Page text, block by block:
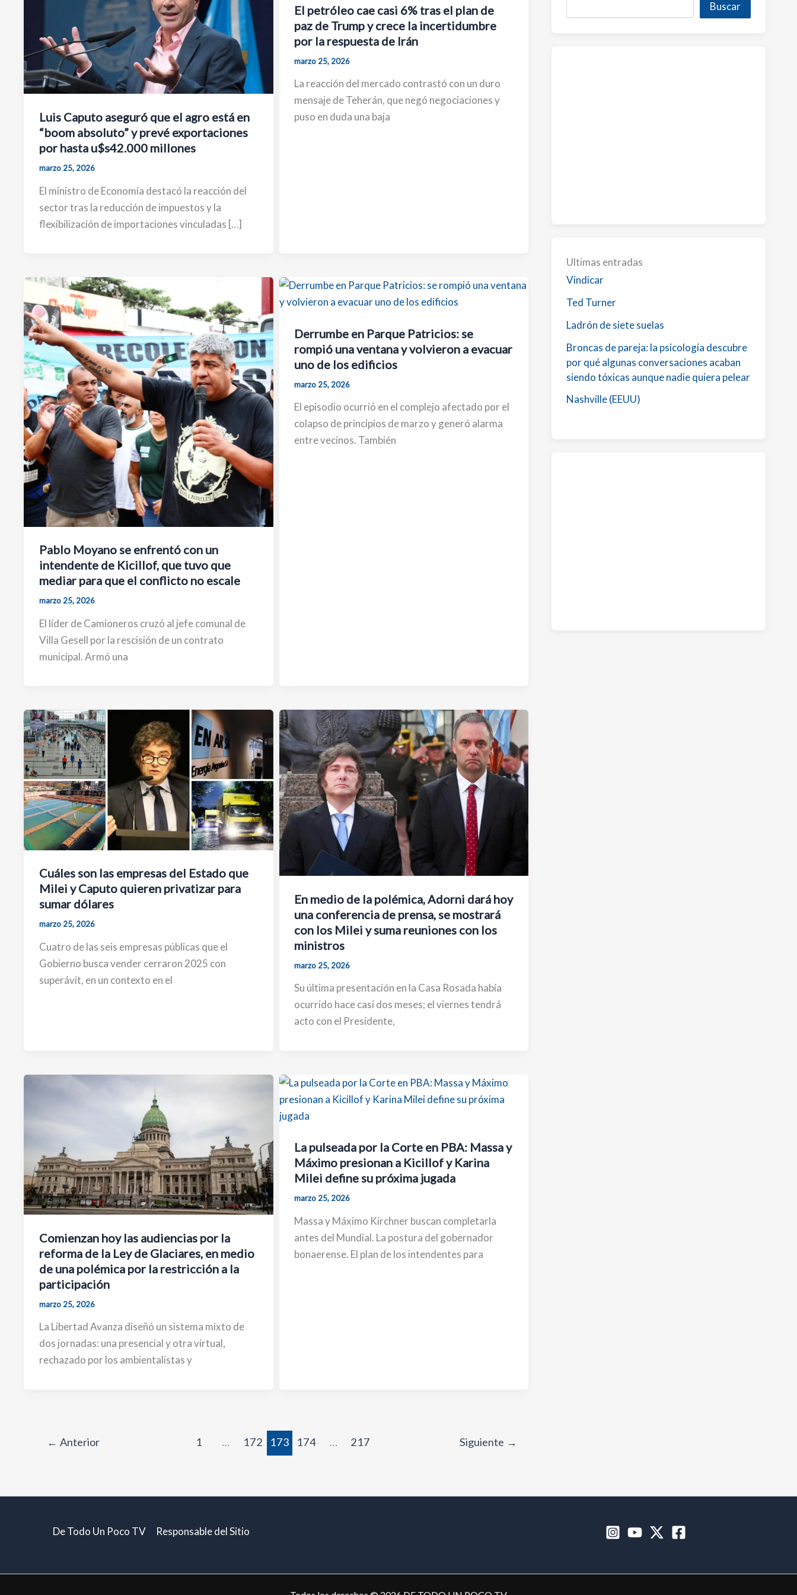
Luis Caputo aseguró que el agro está en
“boom absoluto” y prevé exportaciones
por hasta u$s42.000 millones
marzo 25, 2026
El ministro de Economía destacó la reacción del
sector tras la reducción de impuestos y la
flexibilización de importaciones vinculadas […]
El petróleo cae casi 6% tras el plan de
paz de Trump y crece la incertidumbre
por la respuesta de Irán
marzo 25, 2026
La reacción del mercado contrastó con un duro
mensaje de Teherán, que negó negociaciones y
puso en duda una baja
Pablo Moyano se enfrentó con un
intendente de Kicillof, que tuvo que
mediar para que el conflicto no escale
marzo 25, 2026
El líder de Camioneros cruzó al jefe comunal de
Villa Gesell por la rescisión de un contrato
municipal. Armó una
Derrumbe en Parque Patricios: se
rompió una ventana y volvieron a evacuar
uno de los edificios
marzo 25, 2026
El episodio ocurrió en el complejo afectado por el
colapso de principios de marzo y generó alarma
entre vecinos. También
Cuáles son las empresas del Estado que
Milei y Caputo quieren privatizar para
sumar dólares
marzo 25, 2026
Cuatro de las seis empresas públicas que el
Gobierno busca vender cerraron 2025 con
superávit, en un contexto en el
En medio de la polémica, Adorni dará hoy
una conferencia de prensa, se mostrará
con los Milei y suma reuniones con los
ministros
marzo 25, 2026
Su última presentación en la Casa Rosada había
ocurrido hace casi dos meses; el viernes tendrá
acto con el Presidente,
Comienzan hoy las audiencias por la
reforma de la Ley de Glaciares, en medio
de una polémica por la restricción a la
participación
marzo 25, 2026
La Libertad Avanza diseñó un sistema mixto de
dos jornadas: una presencial y otra virtual,
rechazado por los ambientalistas y
La pulseada por la Corte en PBA: Massa y
Máximo presionan a Kicillof y Karina
Milei define su próxima jugada
marzo 25, 2026
Massa y Máximo Kirchner buscan completarla
antes del Mundial. La postura del gobernador
bonaerense. El plan de los intendentes para
← Anterior 1 … 172 173 174 … 217 Siguiente →
Buscar
Ultimas entradas
Vindicar
Ted Turner
Ladrón de siete suelas
Broncas de pareja: la psicología descubre
por qué algunas conversaciones acaban
siendo tóxicas aunque nadie quiera pelear
Nashville (EEUU)
De Todo Un Poco TV Responsable del Sitio